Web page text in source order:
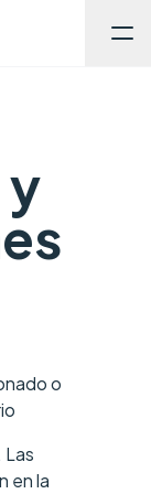
y
o
en la